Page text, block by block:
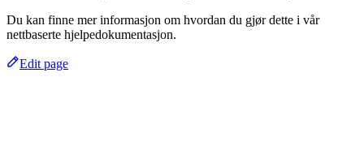
Du kan finne mer informasjon om hvordan du gjør dette i vår
nettbaserte hjelpedokumentasjon.
Edit page